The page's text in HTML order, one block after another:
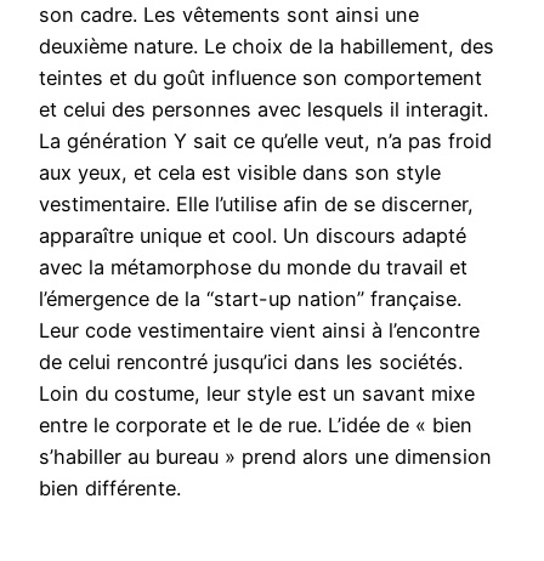
son cadre. Les vêtements sont ainsi une
deuxième nature. Le choix de la habillement, des
teintes et du goût influence son comportement
et celui des personnes avec lesquels il interagit.
La génération Y sait ce qu’elle veut, n’a pas froid
aux yeux, et cela est visible dans son style
vestimentaire. Elle l’utilise afin de se discerner,
apparaître unique et cool. Un discours adapté
avec la métamorphose du monde du travail et
l’émergence de la “start-up nation” française.
Leur code vestimentaire vient ainsi à l’encontre
de celui rencontré jusqu’ici dans les sociétés.
Loin du costume, leur style est un savant mixe
entre le corporate et le de rue. L’idée de « bien
s’habiller au bureau » prend alors une dimension
bien différente.